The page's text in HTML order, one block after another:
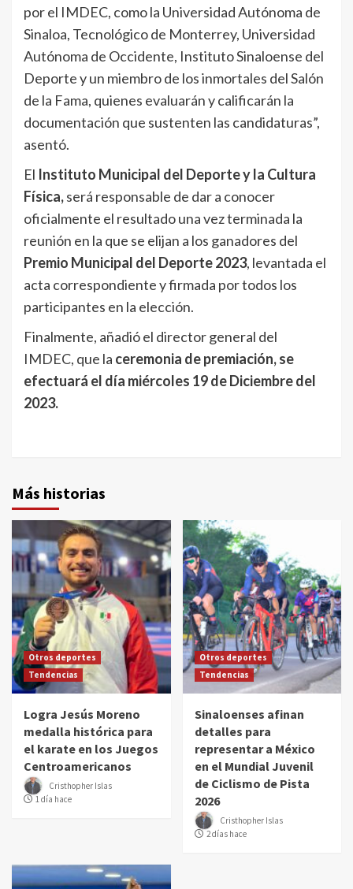
por el IMDEC, como la Universidad Autónoma de
Sinaloa, Tecnológico de Monterrey, Universidad
Autónoma de Occidente, Instituto Sinaloense del
Deporte y un miembro de los inmortales del Salón
de la Fama, quienes evaluarán y calificarán la
documentación que sustenten las candidaturas”,
asentó.
El Instituto Municipal del Deporte y la Cultura
Física,será responsable de dar a conocer
oficialmente el resultado una vez terminada la
reunión en la que se elijan a los ganadores del
Premio Municipal del Deporte 2023, levantada el
acta correspondiente y firmada por todos los
participantes en la elección.
Finalmente, añadió el director general del
IMDEC, que la ceremonia de premiación, se
efectuará el día miércoles 19 de Diciembre del
2023.
Más historias
Otros deportes
Tendencias
Logra Jesús Moreno
medalla histórica para
el karate en los Juegos
Centroamericanos
Cristhopher Islas
1 día hace
Otros deportes
Tendencias
Sinaloenses afinan
detalles para
representar a México
en el Mundial Juvenil
de Ciclismo de Pista
2026
Cristhopher Islas
2 días hace